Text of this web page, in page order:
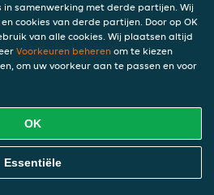
van deze
van tijd tot tijd bijwerken als
juridische, technische of zakelijke
wij onze Privacyverklaring
maatregelen nemen om u
samenwerking met derde partijen. Wij
cookies van derde partijen. Door op OK
van alle cookies. Wij plaatsen altijd
Voorkeuren beheren om te kiezen
om uw voorkeur aan te passen en voor
OK
Essentiële